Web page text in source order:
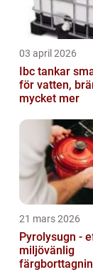
03 april 2026
Ibc tankar smart lagring
för vatten,
mycket mer
21 mars 2026
Pyrolysugn -
miljövänlig